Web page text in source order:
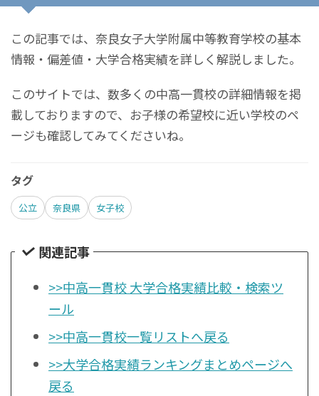
この記事では、奈良女子大学附属中等教育学校の基本
情報・偏差値・大学合格実績を詳しく解説しました。
このサイトでは、数多くの中高一貫校の詳細情報を掲
載しておりますので、お子様の希望校に近い学校のペ
ージも確認してみてくださいね。
タグ
公立 奈良県 女子校
関連記事
>>中高一貫校 大学合格実績比較・検索ツ
ール
>>中高一貫校一覧リストへ戻る
>>大学合格実績ランキングまとめページへ
戻る